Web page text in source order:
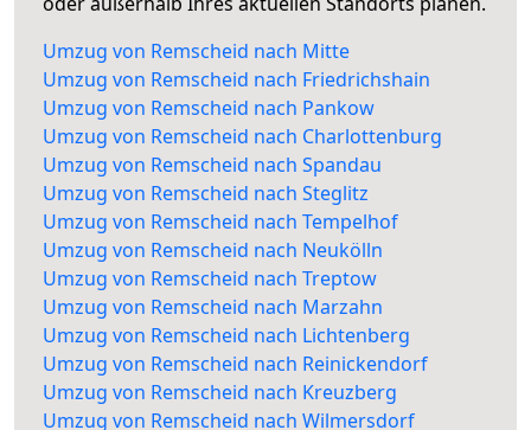
Umzug von Remscheid nach Mitte
Umzug von Remscheid nach Friedrichshain
Umzug von Remscheid nach Pankow
Umzug von Remscheid nach Charlottenburg
Umzug von Remscheid nach Spandau
Umzug von Remscheid nach Steglitz
Umzug von Remscheid nach Tempelhof
Umzug von Remscheid nach Neukölln
Umzug von Remscheid nach Treptow
Umzug von Remscheid nach Marzahn
Umzug von Remscheid nach Lichtenberg
Umzug von Remscheid nach Reinickendorf
Umzug von Remscheid nach Kreuzberg
Umzug von Remscheid nach Wilmersdorf